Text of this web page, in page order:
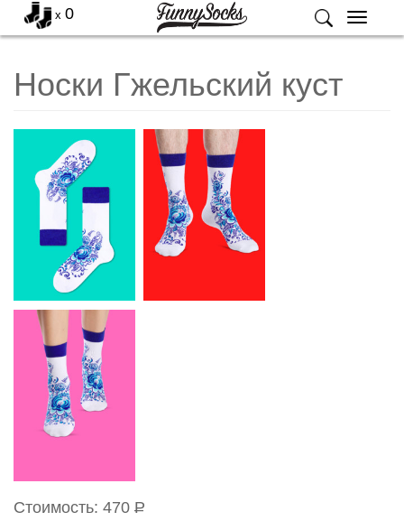
Меню
x 0
Носки Гжельский куст
Стоимость: 470 Р